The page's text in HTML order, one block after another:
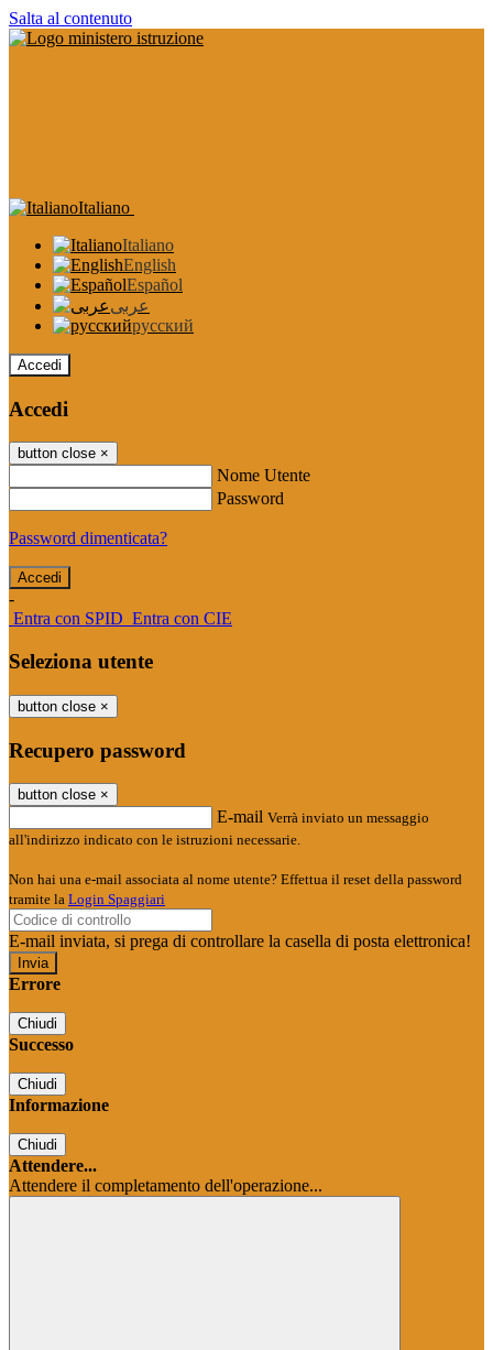
Salta al contenuto
Italiano
Italiano
English
Español
عربى
русский
Accedi
Accedi
button close ×
Nome Utente
Password
Password dimenticata?
-
Entra con SPID Entra con CIE
Seleziona utente
button close ×
Recupero password
button close ×
E-mail Verrà inviato un messaggio
all'indirizzo indicato con le istruzioni necessarie.
Non hai una e-mail associata al nome utente? Effettua il reset della password
tramite la Login Spaggiari
E-mail inviata, si prega di controllare la casella di posta elettronica!
Errore
Chiudi
Successo
Chiudi
Informazione
Chiudi
Attendere...
Attendere il completamento dell'operazione...